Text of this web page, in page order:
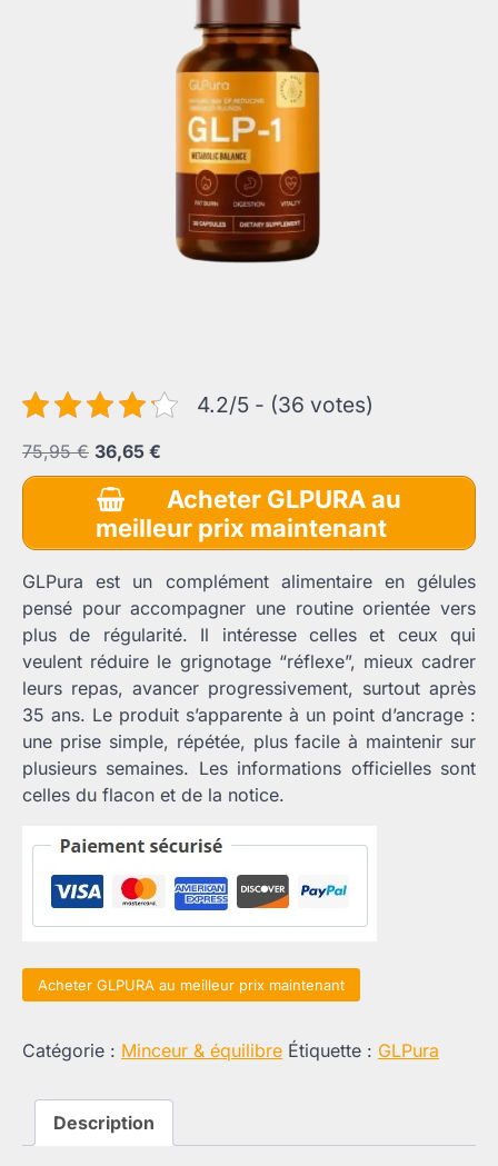
4.2/5 - (36 votes)
75,95€ Le
prix
initial
était :
75,95 €.
36,65 €
prix
actuel
est :
36,65 €.
Acheter GLPURA au
meilleur prix maintenant
GLPura est un complément alimentaire en gélules
pensé pour accompagner une routine orientée vers
plus de régularité. Il intéresse celles et ceux qui
veulent réduire le grignotage “réflexe”, mieux cadrer
leurs repas, avancer progressivement, surtout après
35 ans. Le produit s’apparente à un point d’ancrage :
une prise simple, répétée, plus facile à maintenir sur
plusieurs semaines. Les informations officielles sont
celles du flacon et de la notice.
Acheter GLPURA au meilleur prix maintenant
Catégorie : Minceur & équilibre Étiquette : GLPura
Description